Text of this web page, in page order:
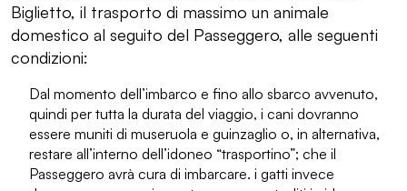
Biglietto, il trasporto di massimo un animale
domestico al seguito del Passeggero, alle seguenti
condizioni:
Dal momento dell’imbarco e fino allo sbarco avvenuto,
quindi per tutta la durata del viaggio, i cani dovranno
essere muniti di museruola e guinzaglio o, in alternativa,
restare all’interno dell’idoneo “trasportino”; che il
Passeggero avrà cura di imbarcare. i gatti invece